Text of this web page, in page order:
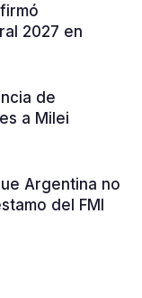
2027 en
de
a Milei
Argentina no
del FMI